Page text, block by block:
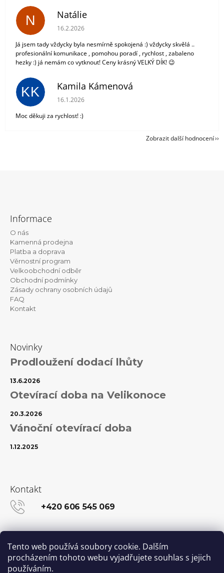
Tento web používá soubory cookie. Dalším
procházením tohoto webu vyjadřujete souhlas s jejich
používáním.
N Natálie
Hodnocení obchodu je 5 z 5 hvězdiček.
16.2.2026
Já jsem tady vždycky byla nesmírně spokojená :) vždycky skvělá ..
profesionální komunikace , pomohou poradí , rychlost , zabaleno
hezky :) já nemám co vytknout! Ceny krásný VELKÝ DÍK! 😉
KK Kamila Kámenová
Hodnocení obchodu je 5 z 5 hvězdiček.
16.1.2026
Moc děkuji za rychlost! :)
Zobrazit další hodnocení
Informace
O nás
Kamenná prodejna
Platba a doprava
Věrnostní program
Velkoobchodní odběr
Obchodní podmínky
Zásady ochrany osobních údajů
FAQ
Kontakt
Novinky
Prodloužení dodací lhůty
13.6.2026
Otevírací doba na Velikonoce
20.3.2026
Vánoční otevírací doba
1.12.2025
Kontakt
+420 606 545 069